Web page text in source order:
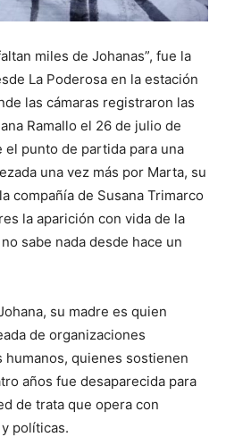
miles de Johanas”, fue la
La Poderosa en la estación
las cámaras registraron las
Ramallo el 26 de julio de
el punto de partida para una
una vez más por Marta, su
compañía de Susana Trimarco
la aparición con vida de la
sabe nada desde hace un
su madre es quien
de organizaciones
quienes sostienen
años fue desaparecida para
de trata que opera con
políticas.